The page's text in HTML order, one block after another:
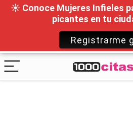
☀ Conoce Mujeres Infieles
picantes en tu
Registrarme